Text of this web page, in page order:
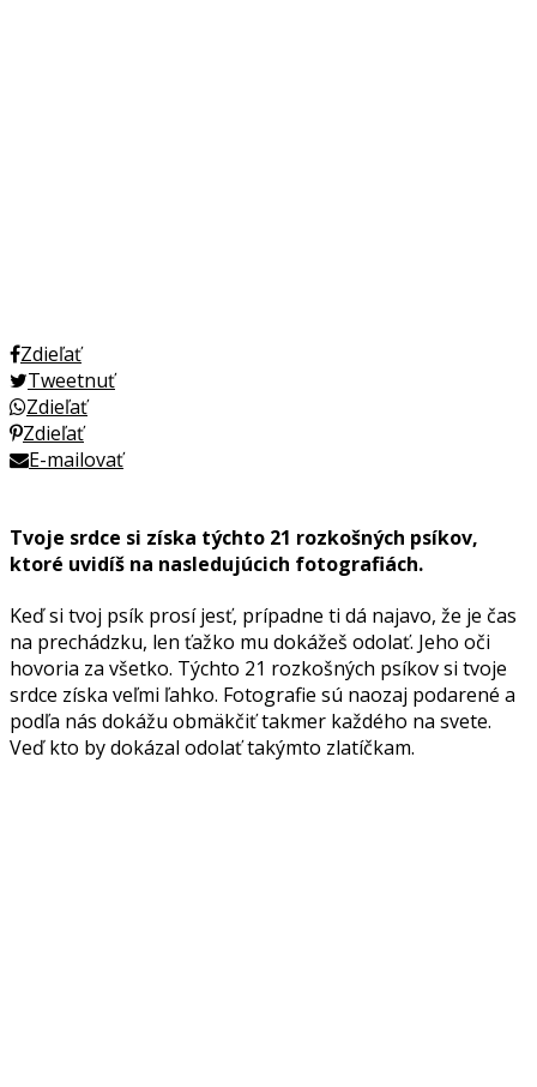
Zdieľať
Tweetnuť
Zdieľať
Zdieľať
E-mailovať
Tvoje srdce si získa týchto 21 rozkošných psíkov,
ktoré uvidíš na nasledujúcich fotografiách.
Keď si tvoj psík prosí jesť, prípadne ti dá najavo, že je čas
na prechádzku, len ťažko mu dokážeš odolať. Jeho oči
hovoria za všetko. Týchto 21 rozkošných psíkov si tvoje
srdce získa veľmi ľahko. Fotografie sú naozaj podarené a
podľa nás dokážu obmäkčiť takmer každého na svete.
Veď kto by dokázal odolať takýmto zlatíčkam.